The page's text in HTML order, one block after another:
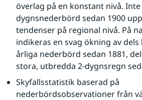
överlag på en konstant nivå.
dygnsnederbörd sedan 1900
tendenser på regional nivå. På
indikeras en svag ökning av
årliga nederbörd sedan 1881,
stora, utbredda 2-dygnsregn
Skyfallsstatistik baserad på
nederbördsobservationer från